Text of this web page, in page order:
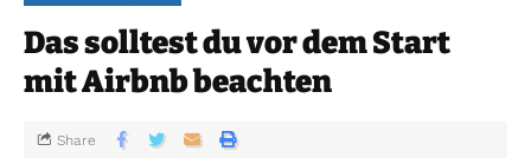
Das solltest du vor dem Start
mit Airbnb beachten
Share